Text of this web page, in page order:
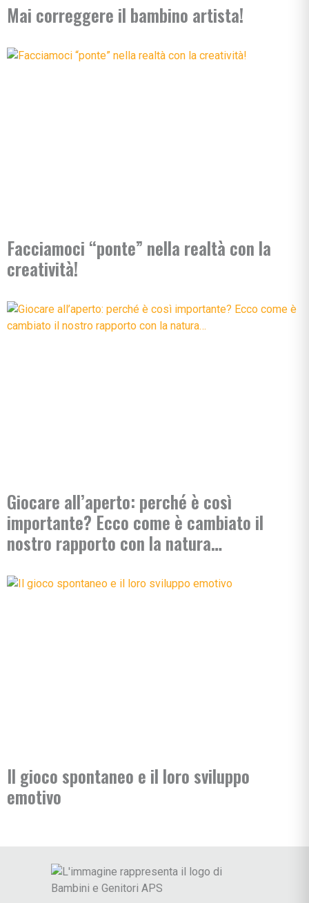
Mai correggere il bambino artista!
Facciamoci “ponte” nella realtà con la
creatività!
Giocare all’aperto: perché è così
importante? Ecco come è cambiato il
nostro rapporto con la natura…
Il gioco spontaneo e il loro sviluppo
emotivo